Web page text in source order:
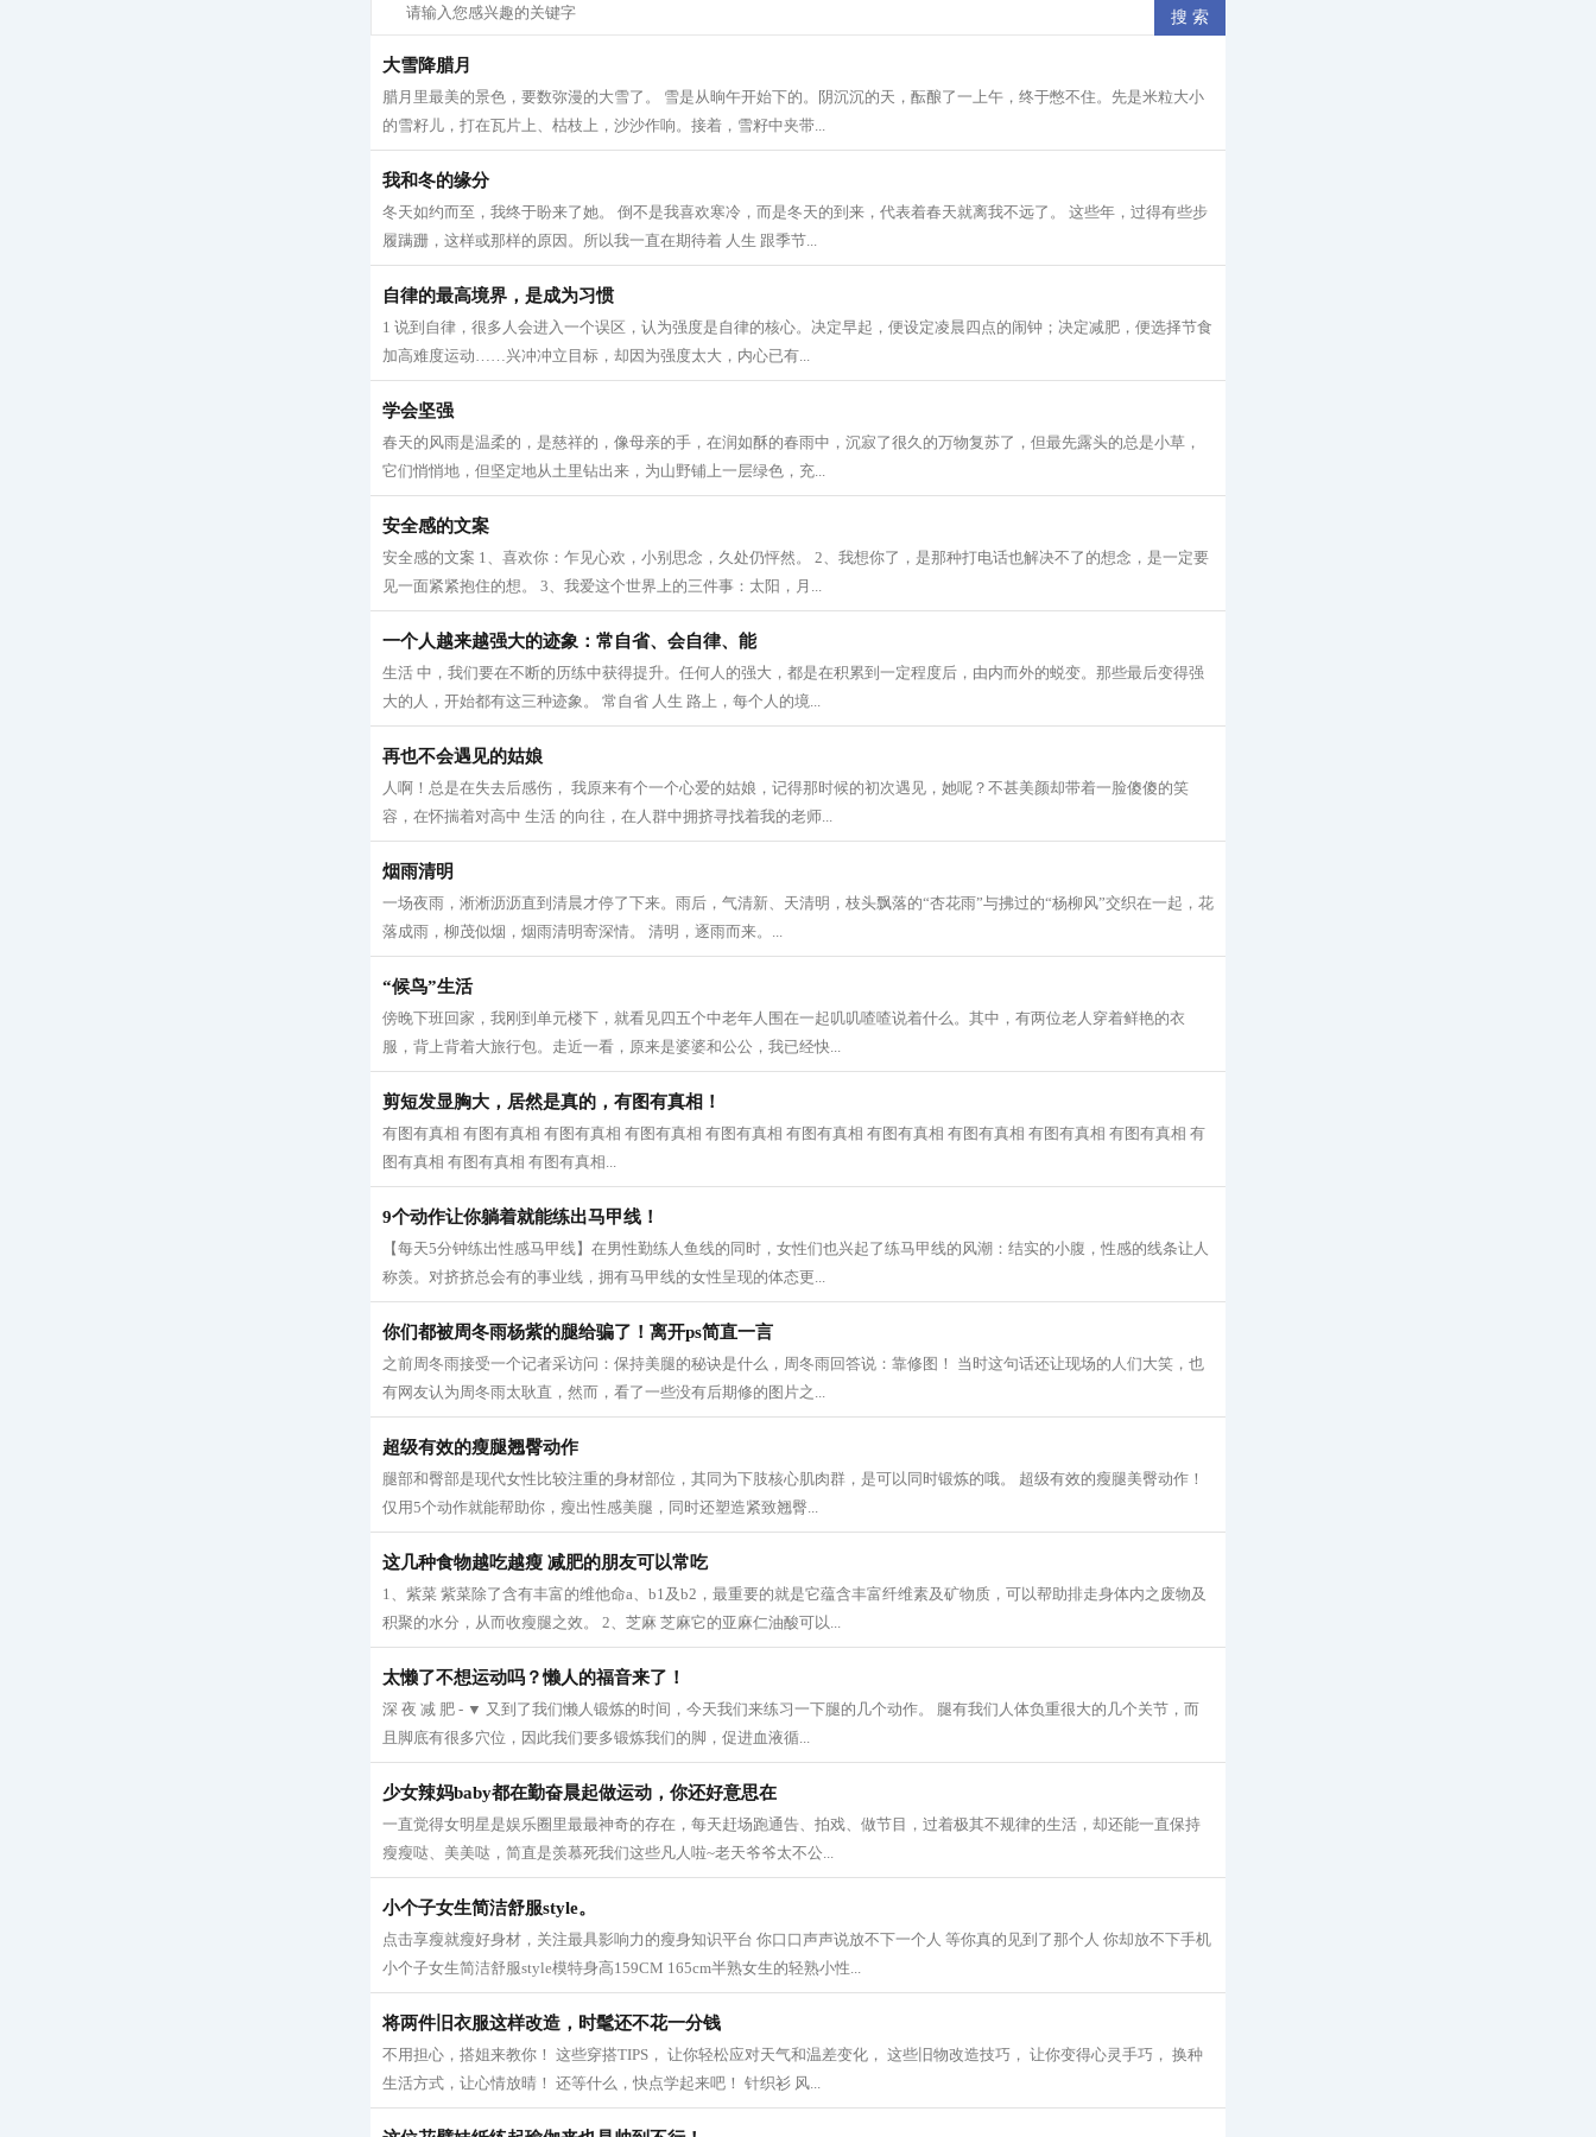
大雪降腊月
腊月里最美的景色，要数弥漫的大雪了。 雪是从晌午开始下的。阴沉沉的天，酝酿了一上午，终于憋不住。先是米粒大小
的雪籽儿，打在瓦片上、枯枝上，沙沙作响。接着，雪籽中夹带...
我和冬的缘分
冬天如约而至，我终于盼来了她。 倒不是我喜欢寒冷，而是冬天的到来，代表着春天就离我不远了。 这些年，过得有些步
履蹒跚，这样或那样的原因。所以我一直在期待着 人生 跟季节...
自律的最高境界，是成为习惯
1 说到自律，很多人会进入一个误区，认为强度是自律的核心。决定早起，便设定凌晨四点的闹钟；决定减肥，便选择节食
加高难度运动……兴冲冲立目标，却因为强度太大，内心已有...
学会坚强
春天的风雨是温柔的，是慈祥的，像母亲的手，在润如酥的春雨中，沉寂了很久的万物复苏了，但最先露头的总是小草，
它们悄悄地，但坚定地从土里钻出来，为山野铺上一层绿色，充...
安全感的文案
安全感的文案 1、喜欢你：乍见心欢，小别思念，久处仍怦然。 2、我想你了，是那种打电话也解决不了的想念，是一定要
见一面紧紧抱住的想。 3、我爱这个世界上的三件事：太阳，月...
一个人越来越强大的迹象：常自省、会自律、能
生活 中，我们要在不断的历练中获得提升。任何人的强大，都是在积累到一定程度后，由内而外的蜕变。那些最后变得强
大的人，开始都有这三种迹象。 常自省 人生 路上，每个人的境...
再也不会遇见的姑娘
人啊！总是在失去后感伤， 我原来有个一个心爱的姑娘，记得那时候的初次遇见，她呢？不甚美颜却带着一脸傻傻的笑
容，在怀揣着对高中 生活 的向往，在人群中拥挤寻找着我的老师...
烟雨清明
一场夜雨，淅淅沥沥直到清晨才停了下来。雨后，气清新、天清明，枝头飘落的“杏花雨”与拂过的“杨柳风”交织在一起，花
落成雨，柳茂似烟，烟雨清明寄深情。 清明，逐雨而来。...
“候鸟”生活
傍晚下班回家，我刚到单元楼下，就看见四五个中老年人围在一起叽叽喳喳说着什么。其中，有两位老人穿着鲜艳的衣
服，背上背着大旅行包。走近一看，原来是婆婆和公公，我已经快...
剪短发显胸大，居然是真的，有图有真相！
有图有真相 有图有真相 有图有真相 有图有真相 有图有真相 有图有真相 有图有真相 有图有真相 有图有真相 有图有真相 有
图有真相 有图有真相 有图有真相...
9个动作让你躺着就能练出马甲线！
【每天5分钟练出性感马甲线】在男性勤练人鱼线的同时，女性们也兴起了练马甲线的风潮：结实的小腹，性感的线条让人
称羡。对挤挤总会有的事业线，拥有马甲线的女性呈现的体态更...
你们都被周冬雨杨紫的腿给骗了！离开ps简直一言
之前周冬雨接受一个记者采访问：保持美腿的秘诀是什么，周冬雨回答说：靠修图！ 当时这句话还让现场的人们大笑，也
有网友认为周冬雨太耿直，然而，看了一些没有后期修的图片之...
超级有效的瘦腿翘臀动作
腿部和臀部是现代女性比较注重的身材部位，其同为下肢核心肌肉群，是可以同时锻炼的哦。 超级有效的瘦腿美臀动作！
仅用5个动作就能帮助你，瘦出性感美腿，同时还塑造紧致翘臀...
这几种食物越吃越瘦 减肥的朋友可以常吃
1、紫菜 紫菜除了含有丰富的维他命a、b1及b2，最重要的就是它蕴含丰富纤维素及矿物质，可以帮助排走身体内之废物及
积聚的水分，从而收瘦腿之效。 2、芝麻 芝麻它的亚麻仁油酸可以...
太懒了不想运动吗？懒人的福音来了！
深 夜 减 肥 - ▼ 又到了我们懒人锻炼的时间，今天我们来练习一下腿的几个动作。 腿有我们人体负重很大的几个关节，而
且脚底有很多穴位，因此我们要多锻炼我们的脚，促进血液循...
少女辣妈baby都在勤奋晨起做运动，你还好意思在
一直觉得女明星是娱乐圈里最最神奇的存在，每天赶场跑通告、拍戏、做节目，过着极其不规律的生活，却还能一直保持
瘦瘦哒、美美哒，简直是羡慕死我们这些凡人啦~老天爷爷太不公...
小个子女生简洁舒服style。
点击享瘦就瘦好身材，关注最具影响力的瘦身知识平台 你口口声声说放不下一个人 等你真的见到了那个人 你却放不下手机
小个子女生简洁舒服style模特身高159CM 165cm半熟女生的轻熟小性...
将两件旧衣服这样改造，时髦还不花一分钱
不用担心，搭姐来教你！ 这些穿搭TIPS， 让你轻松应对天气和温差变化， 这些旧物改造技巧， 让你变得心灵手巧， 换种
生活方式，让心情放晴！ 还等什么，快点学起来吧！ 针织衫 风...